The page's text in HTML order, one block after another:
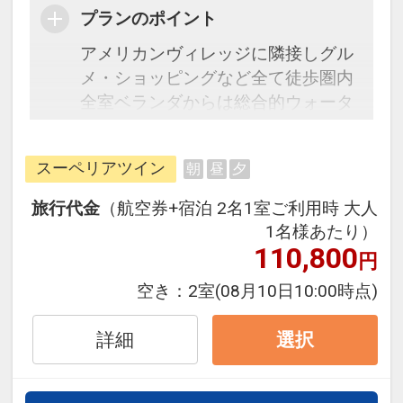
プランのポイント
アメリカンヴィレッジに隣接しグル
メ・ショッピングなど全て徒歩圏内
全室ベランダからは総合的ウォータ
リーナが見渡せます
お部屋ごとに違う壁は明るさを重視
した色合いで、女性やお子様に喜ば
れるホテルづくりを目指しています
女性のお客様へフロントにて乳液な
どのスキンケア用品をプレゼントし
ておりますチェックイン時にお申し
出ください
乳幼児連れのお客様へは【紙おむつ
5枚・キューブミルク1本（5個入
り）・おしり拭き（滞在中1ｹ）を1
スーペリアツイン 朝 昼 夕
旅行代金 （航空券+宿泊 2名1室ご利用時 大人
1名様あたり）
110,800円
空き： 2室(08月10日10:00時点)
詳細 選択